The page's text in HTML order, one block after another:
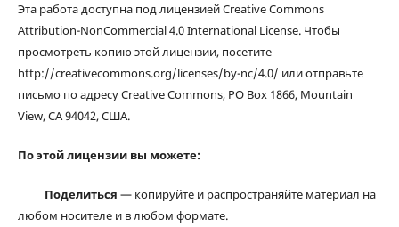
Эта работа доступна под лицензией Creative Commons
Attribution-NonCommercial 4.0 International License. Чтобы
просмотреть копию этой лицензии, посетите
http://creativecommons.org/licenses/by-nc/4.0/ или отправьте
письмо по адресу Creative Commons, PO Box 1866, Mountain
View, CA 94042, США.
По этой лицензии вы можете:
Поделиться — копируйте и распространяйте материал на
любом носителе и в любом формате.